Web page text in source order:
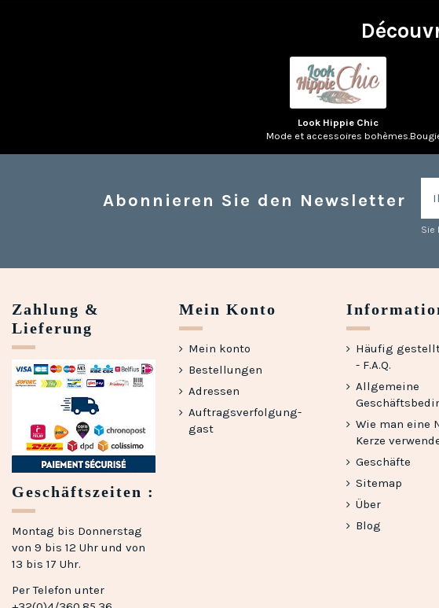
Look Hippie Chic
Mode et accessoires bohèmes.
Abonnieren Sie den Newsletter
Sie
Zahlung &
Lieferung
Geschäftszeiten :
Montag bis Donnerstag
von 9 bis 12 Uhr und von
13 bis 17 Uhr.
Per Telefon unter
Mein Konto
Mein konto
Bestellungen
Adressen
Auftragsverfolgung-
gast
Häufig
- F.A.Q.
Allgemeine
Wie man eine
Kerze
Geschäfte
Sitemap
Über
Blog